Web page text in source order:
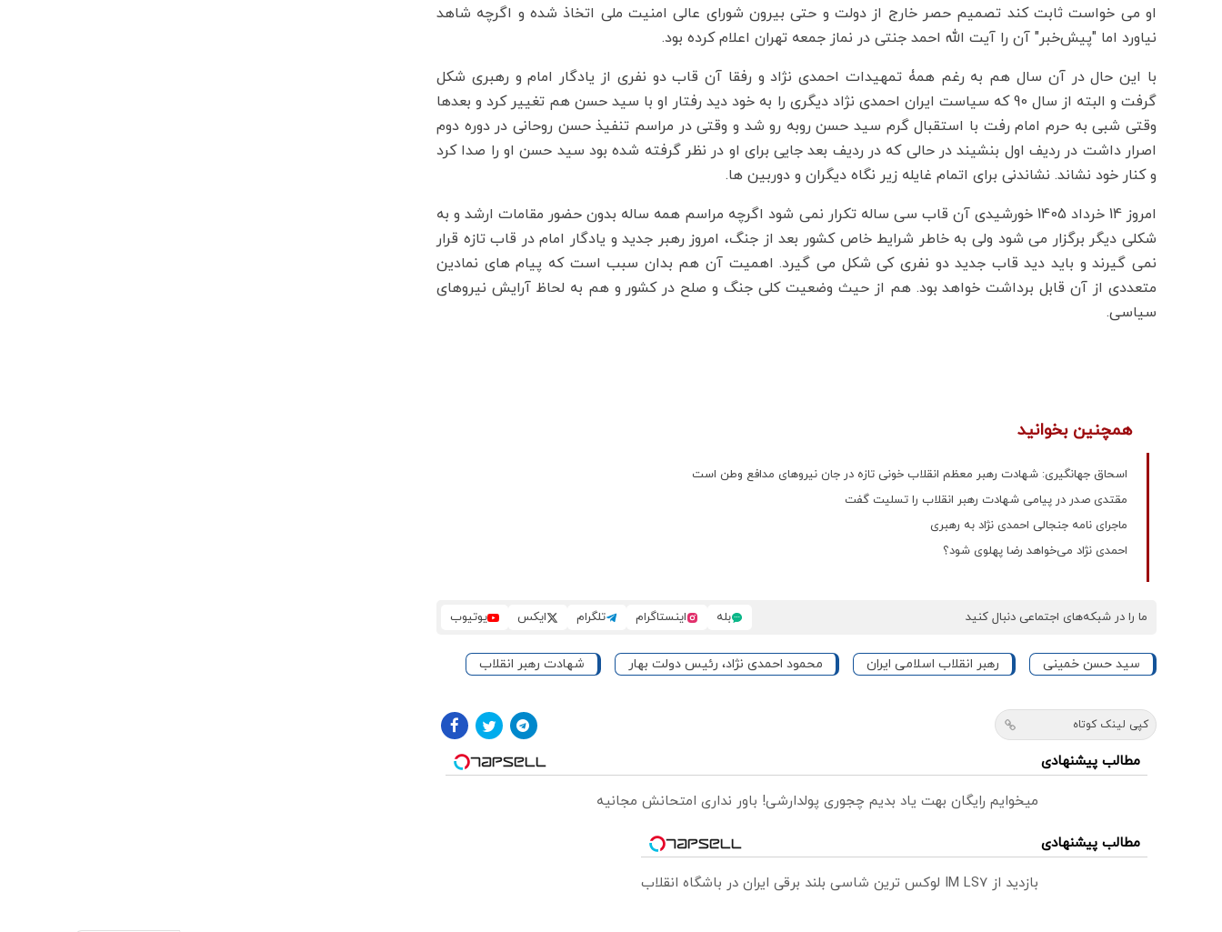
او می خواست ثابت کند تصمیم حصر خارج از دولت و حتی بیرون شورای عالی امنیت ملی اتخاذ شده و اگرچه شاهد
نیاورد اما "پیش‌خبر" آن را آیت الله احمد جنتی در نماز جمعه تهران اعلام کرده بود.
با این حال در آن سال هم به رغم همۀ تمهیدات احمدی نژاد و رفقا آن قاب دو نفری از یادگار امام و رهبری شکل
گرفت و البته از سال 90 که سیاست ایران احمدی نژاد دیگری را به خود دید رفتار او با سید حسن هم تغییر کرد و بعدها
وقتی شبی به حرم امام رفت با استقبال گرم سید حسن روبه رو شد و وقتی در مراسم تنفیذ حسن روحانی در دوره دوم
اصرار داشت در ردیف اول بنشیند در حالی که در ردیف بعد جایی برای او در نظر گرفته شده بود سید حسن او را صدا کرد
و کنار خود نشاند. نشاندنی برای اتمام غایله زیر نگاه دیگران و دوربین ها.
امروز 14 خرداد 1405 خورشیدی آن قاب سی ساله تکرار نمی شود اگرچه مراسم همه ساله بدون حضور مقامات ارشد و به
شکلی دیگر برگزار می شود ولی به خاطر شرایط خاص کشور بعد از جنگ، امروز رهبر جدید و یادگار امام در قاب تازه قرار
نمی گیرند و باید دید قاب جدید دو نفری کی شکل می گیرد. اهمیت آن هم بدان سبب است که پیام های نمادین
متعددی از آن قابل برداشت خواهد بود. هم از حیث وضعیت کلی جنگ و صلح در کشور و هم به لحاظ آرایش نیروهای
سیاسی.
همچنین بخوانید
اسحاق جهانگیری: شهادت رهبر معظم انقلاب خونی تازه در جان نیروهای مدافع وطن است
مقتدی صدر در پیامی شهادت رهبر انقلاب را تسلیت گفت
ماجرای نامه جنجالی احمدی نژاد به رهبری
احمدی نژاد می‌خواهد رضا پهلوی شود؟
ما را در شبکه‌های اجتماعی دنبال کنید بله اینستاگرام تلگرام ایکس یوتیوب
سید حسن خمینی رهبر انقلاب اسلامی ایران محمود احمدی نژاد، رئیس دولت بهار شهادت رهبر انقلاب
کپی لینک کوتاه
مطالب پیشنهادی
میخوایم رایگان بهت یاد بدیم چجوری پولدارشی! باور نداری امتحانش مجانیه
مطالب پیشنهادی
بازدید از IM LS7 لوکس ترین شاسی بلند برقی ایران در باشگاه انقلاب